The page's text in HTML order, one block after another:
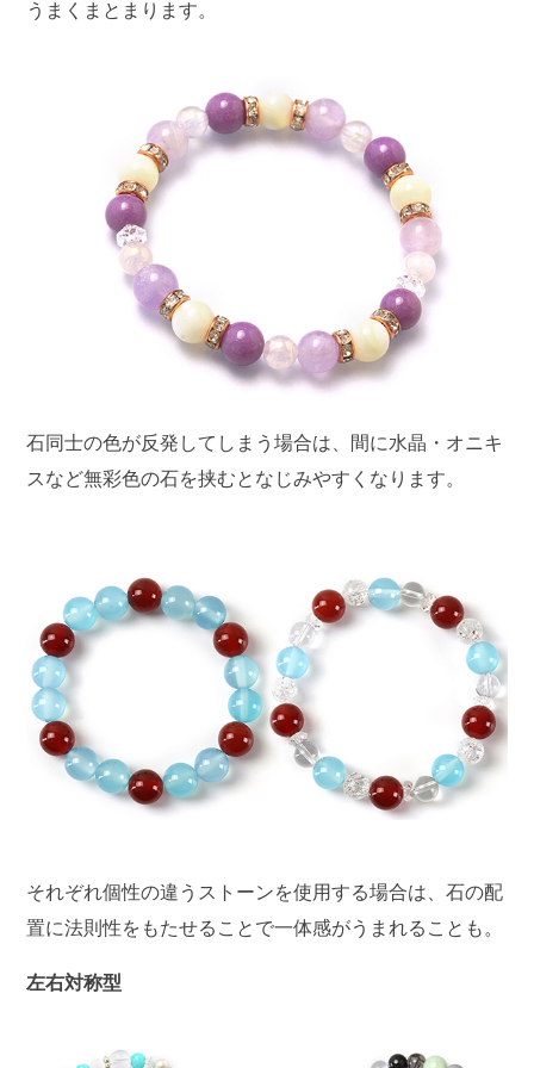
うまくまとまります。
石同士の色が反発してしまう場合は、間に水晶・オニキ
スなど無彩色の石を挟むとなじみやすくなります。
それぞれ個性の違うストーンを使用する場合は、石の配
置に法則性をもたせることで一体感がうまれることも。
左右対称型